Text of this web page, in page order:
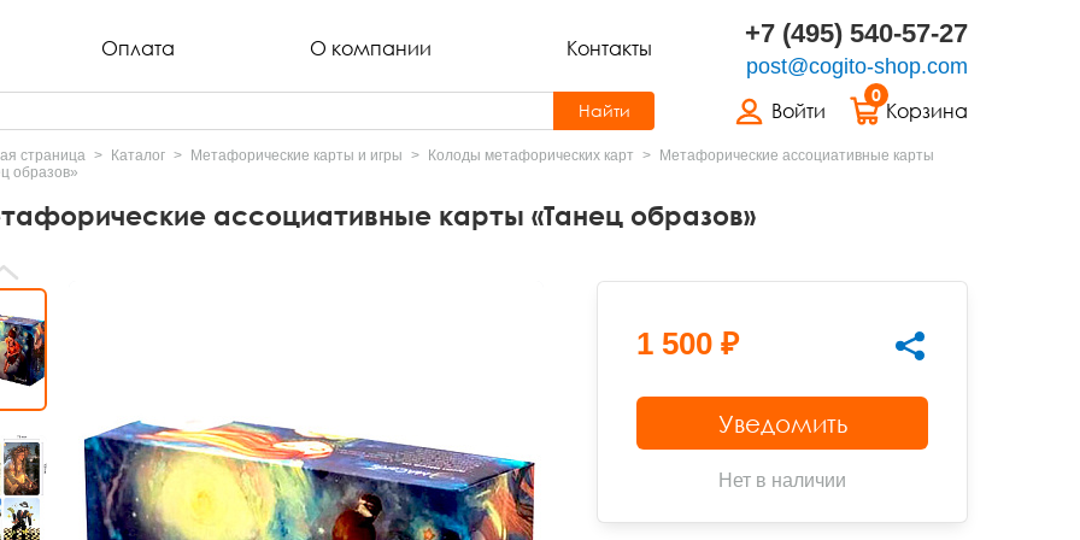
Оплата О компании Контакты +7 (495) 540-57-27
post@cogito-shop.com
Войти
0
Корзина
Найти
страница Каталог Метафорические карты и игры Колоды метафорических карт
Метафорические ассоциативные карты
образов»
ассоциативные карты «Танец образов»
1 500 ₽
Уведомить
Нет в наличии